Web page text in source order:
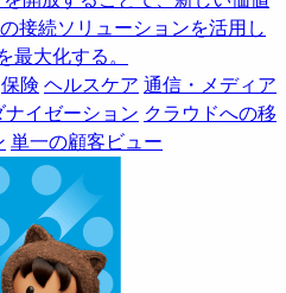
接続ソリューションを活用し
大化する。
保険 ヘルスケア 通信・メディア
イゼーション クラウドへの移
単一の顧客ビュー